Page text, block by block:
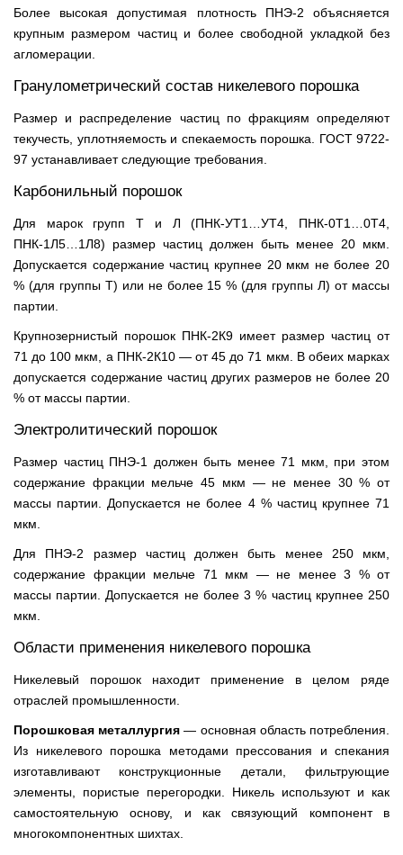
Более высокая допустимая плотность ПНЭ-2 объясняется
крупным размером частиц и более свободной укладкой без
агломерации.
Гранулометрический состав никелевого порошка
Размер и распределение частиц по фракциям определяют
текучесть, уплотняемость и спекаемость порошка. ГОСТ 9722-
97 устанавливает следующие требования.
Карбонильный порошок
Для марок групп Т и Л (ПНК-УТ1…УТ4, ПНК-0Т1…0Т4,
ПНК-1Л5…1Л8) размер частиц должен быть менее 20 мкм.
Допускается содержание частиц крупнее 20 мкм не более 20
% (для группы Т) или не более 15 % (для группы Л) от массы
партии.
Крупнозернистый порошок ПНК-2К9 имеет размер частиц от
71 до 100 мкм, а ПНК-2К10 — от 45 до 71 мкм. В обеих марках
допускается содержание частиц других размеров не более 20
% от массы партии.
Электролитический порошок
Размер частиц ПНЭ-1 должен быть менее 71 мкм, при этом
содержание фракции мельче 45 мкм — не менее 30 % от
массы партии. Допускается не более 4 % частиц крупнее 71
мкм.
Для ПНЭ-2 размер частиц должен быть менее 250 мкм,
содержание фракции мельче 71 мкм — не менее 3 % от
массы партии. Допускается не более 3 % частиц крупнее 250
мкм.
Области применения никелевого порошка
Никелевый порошок находит применение в целом ряде
отраслей промышленности.
Порошковая металлургия — основная область потребления.
Из никелевого порошка методами прессования и спекания
изготавливают конструкционные детали, фильтрующие
элементы, пористые перегородки. Никель используют и как
самостоятельную основу, и как связующий компонент в
многокомпонентных шихтах.